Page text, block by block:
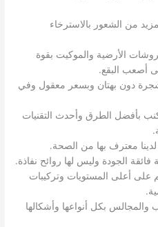
من الشعور بالاسترخاء
الأرضية والموكيت بقوة
أصعب البقع.
دون بهتان وبسعر معقول وفي
بأفضل الطرق وأحدث التقنيات
معترف بها من الصحة.
الجودة وليس لها روائح نفاذة.
على أعلى المستويات وتركيبات
بكل أنواعها وأشكالها